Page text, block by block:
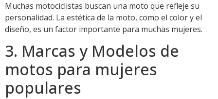
Muchas motociclistas buscan una moto que refleje su
personalidad. La estética de la moto, como el color y el
diseño, es un factor importante para muchas mujeres.
3. Marcas y Modelos de
motos para mujeres
populares